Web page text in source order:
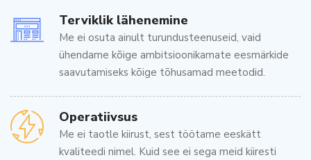
Terviklik lähenemine
Мe ei osuta ainult turundusteenuseid, vaid
ühendame kõige ambitsioonikamate eesmärkide
saavutamiseks kõige tõhusamad meetodid.
Оperatiivsus
Мe ei taotle kiirust, sest töötame eeskätt
kvaliteedi nimel. Kuid see ei sega meid kiiresti